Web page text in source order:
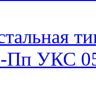
Пп УКС